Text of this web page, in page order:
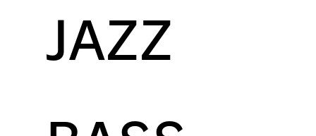
JAZZ